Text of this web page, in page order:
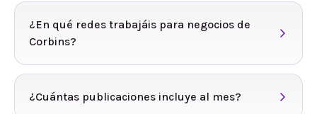
¿En qué redes trabajáis para negocios de
Corbins?
¿Cuántas publicaciones incluye al mes?